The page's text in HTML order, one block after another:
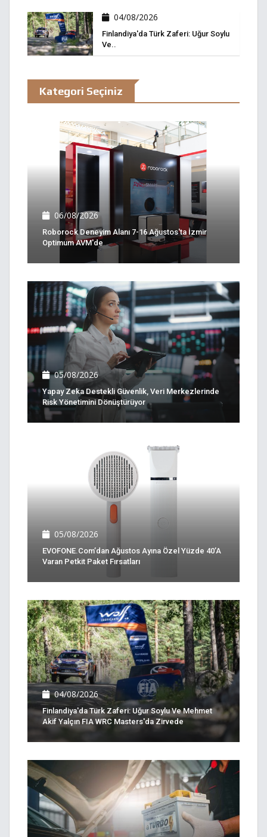
04/08/2026
Finlandiya'da Türk Zaferi: Uğur Soylu
Ve..
Kategori Seçiniz
06/08/2026
Roborock Deneyim Alanı 7-16 Ağustos'ta İzmir
Optimum AVM'de
05/08/2026
Yapay Zeka Destekli Güvenlik, Veri Merkezlerinde
Risk Yönetimini Dönüştürüyor
05/08/2026
EVOFONE.com’dan Ağustos Ayına Özel Yüzde 40’a
Varan Petkit Paket Fırsatları
04/08/2026
Finlandiya'da Türk Zaferi: Uğur Soylu Ve Mehmet
Akif Yalçın FIA WRC Masters'da Zirvede